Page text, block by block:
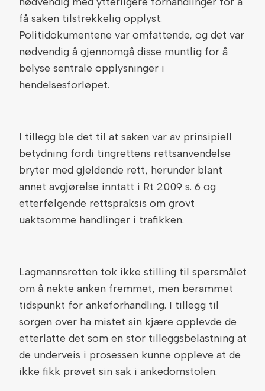
få saken tilstrekkelig opplyst.
Politidokumentene var omfattende, og det var
nødvendig å gjennomgå disse muntlig for å
belyse sentrale opplysninger i
hendelsesforløpet.
I tillegg ble det til at saken var av prinsipiell
betydning fordi tingrettens rettsanvendelse
bryter med gjeldende rett, herunder blant
annet avgjørelse inntatt i Rt 2009 s. 6 og
etterfølgende rettspraksis om grovt
uaktsomme handlinger i trafikken.
Lagmannsretten tok ikke stilling til spørsmålet
om å nekte anken fremmet, men berammet
tidspunkt for ankeforhandling. I tillegg til
sorgen over ha mistet sin kjære opplevde de
etterlatte det som en stor tilleggsbelastning at
de underveis i prosessen kunne oppleve at de
ikke fikk prøvet sin sak i ankedomstolen.